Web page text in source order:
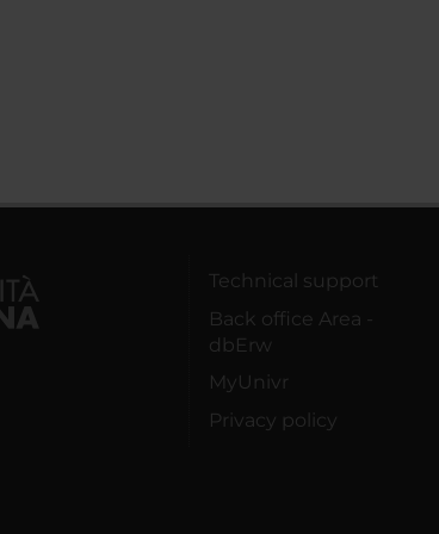
Technical support
Back office Area -
dbErw
MyUnivr
Privacy policy